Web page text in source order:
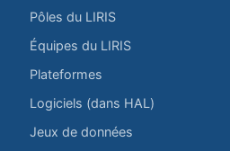
Pôles du LIRIS
Équipes du LIRIS
Plateformes
Logiciels (dans HAL)
Jeux de données